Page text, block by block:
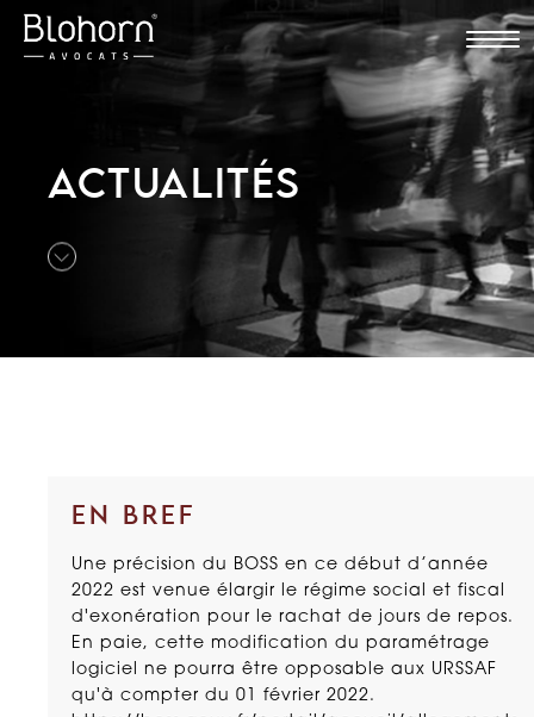
ACTUALITÉS
EN BREF
Une précision du BOSS en ce début d’année
2022 est venue élargir le régime social et fiscal
d'exonération pour le rachat de jours de repos.
En paie, cette modification du paramétrage
logiciel ne pourra être opposable aux URSSAF
qu'à compter du 01 février 2022.